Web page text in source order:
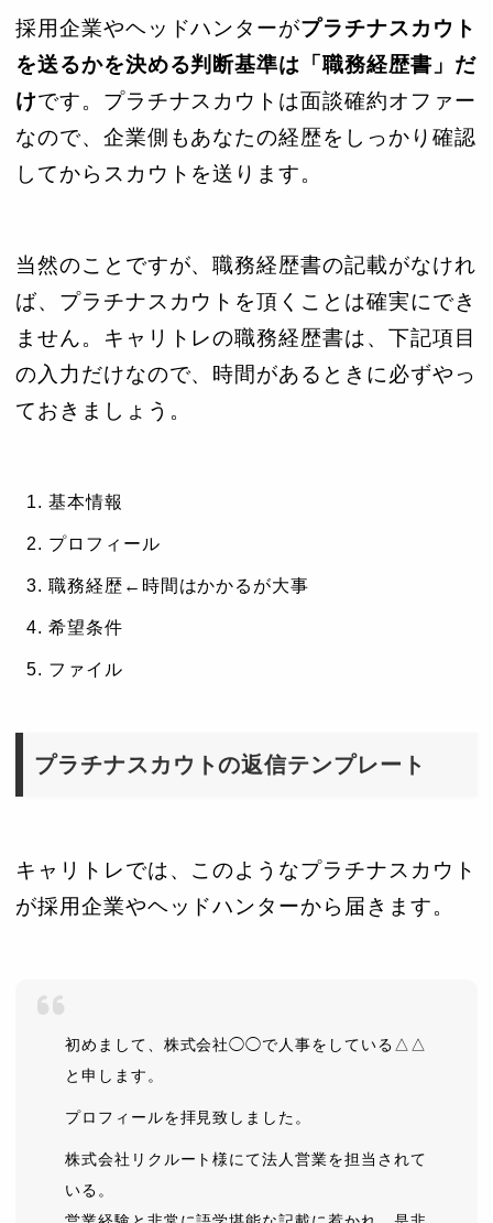
採用企業やヘッドハンターがプラチナスカウト
を送るかを決める判断基準は「職務経歴書」だ
けです。プラチナスカウトは面談確約オファー
なので、企業側もあなたの経歴をしっかり確認
してからスカウトを送ります。
当然のことですが、職務経歴書の記載がなけれ
ば、プラチナスカウトを頂くことは確実にでき
ません。キャリトレの職務経歴書は、下記項目
の入力だけなので、時間があるときに必ずやっ
ておきましょう。
基本情報
プロフィール
職務経歴←時間はかかるが大事
希望条件
ファイル
プラチナスカウトの返信テンプレート
キャリトレでは、このようなプラチナスカウト
が採用企業やヘッドハンターから届きます。
初めまして、株式会社◯◯で人事をしている△△
と申します。
プロフィールを拝見致しました。
株式会社リクルート様にて法人営業を担当されて
いる。